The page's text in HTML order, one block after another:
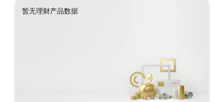
暂无理财产品数据